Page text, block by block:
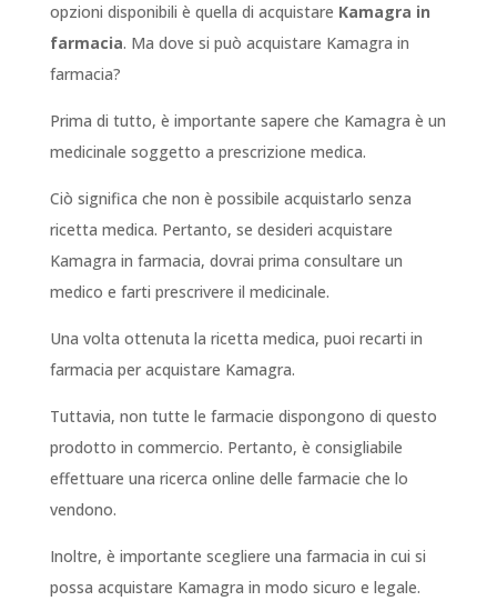
opzioni disponibili è quella di acquistare Kamagra in
farmacia. Ma dove si può acquistare Kamagra in
farmacia?
Prima di tutto, è importante sapere che Kamagra è un
medicinale soggetto a prescrizione medica.
Ciò significa che non è possibile acquistarlo senza
ricetta medica. Pertanto, se desideri acquistare
Kamagra in farmacia, dovrai prima consultare un
medico e farti prescrivere il medicinale.
Una volta ottenuta la ricetta medica, puoi recarti in
farmacia per acquistare Kamagra.
Tuttavia, non tutte le farmacie dispongono di questo
prodotto in commercio. Pertanto, è consigliabile
effettuare una ricerca online delle farmacie che lo
vendono.
Inoltre, è importante scegliere una farmacia in cui si
possa acquistare Kamagra in modo sicuro e legale.